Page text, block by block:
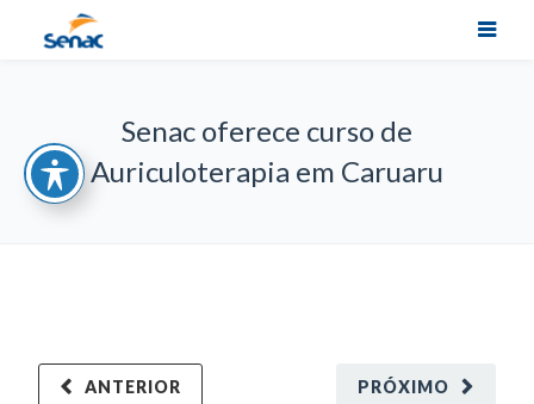
Senac oferece curso de
Auriculoterapia em Caruaru
PRÓXIMO
ANTERIOR